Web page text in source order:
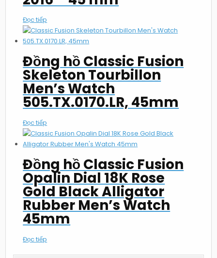
Đọc tiếp
Đồng hồ Classic Fusion
Skeleton Tourbillon
Men’s Watch
505.TX.0170.LR, 45mm
Đọc tiếp
Đồng hồ Classic Fusion
Opalin Dial 18K Rose
Gold Black Alligator
Rubber Men’s Watch
45mm
Đọc tiếp